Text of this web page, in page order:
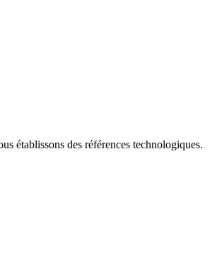
établissons des références technologiques.